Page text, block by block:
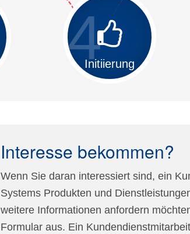
4Initiierung
Interesse bekommen?
Wenn Sie daran interessiert sind, ein
Systems Produkten und
weitere Informationen anfordern
Formular aus. Ein